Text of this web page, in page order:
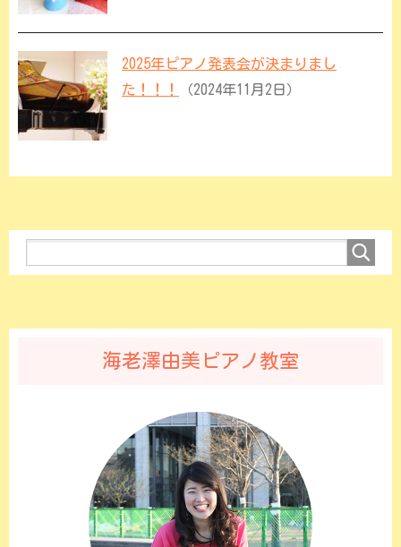
2025年ピアノ発表会が決まりまし
た！！！
（2024年11月2日）
海老澤由美ピアノ教室